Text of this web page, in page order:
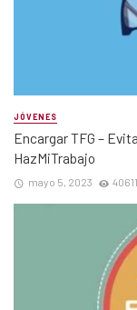
JÓVENES
Encargar TFG –
HazMiTrabajo
mayo 5, 2023